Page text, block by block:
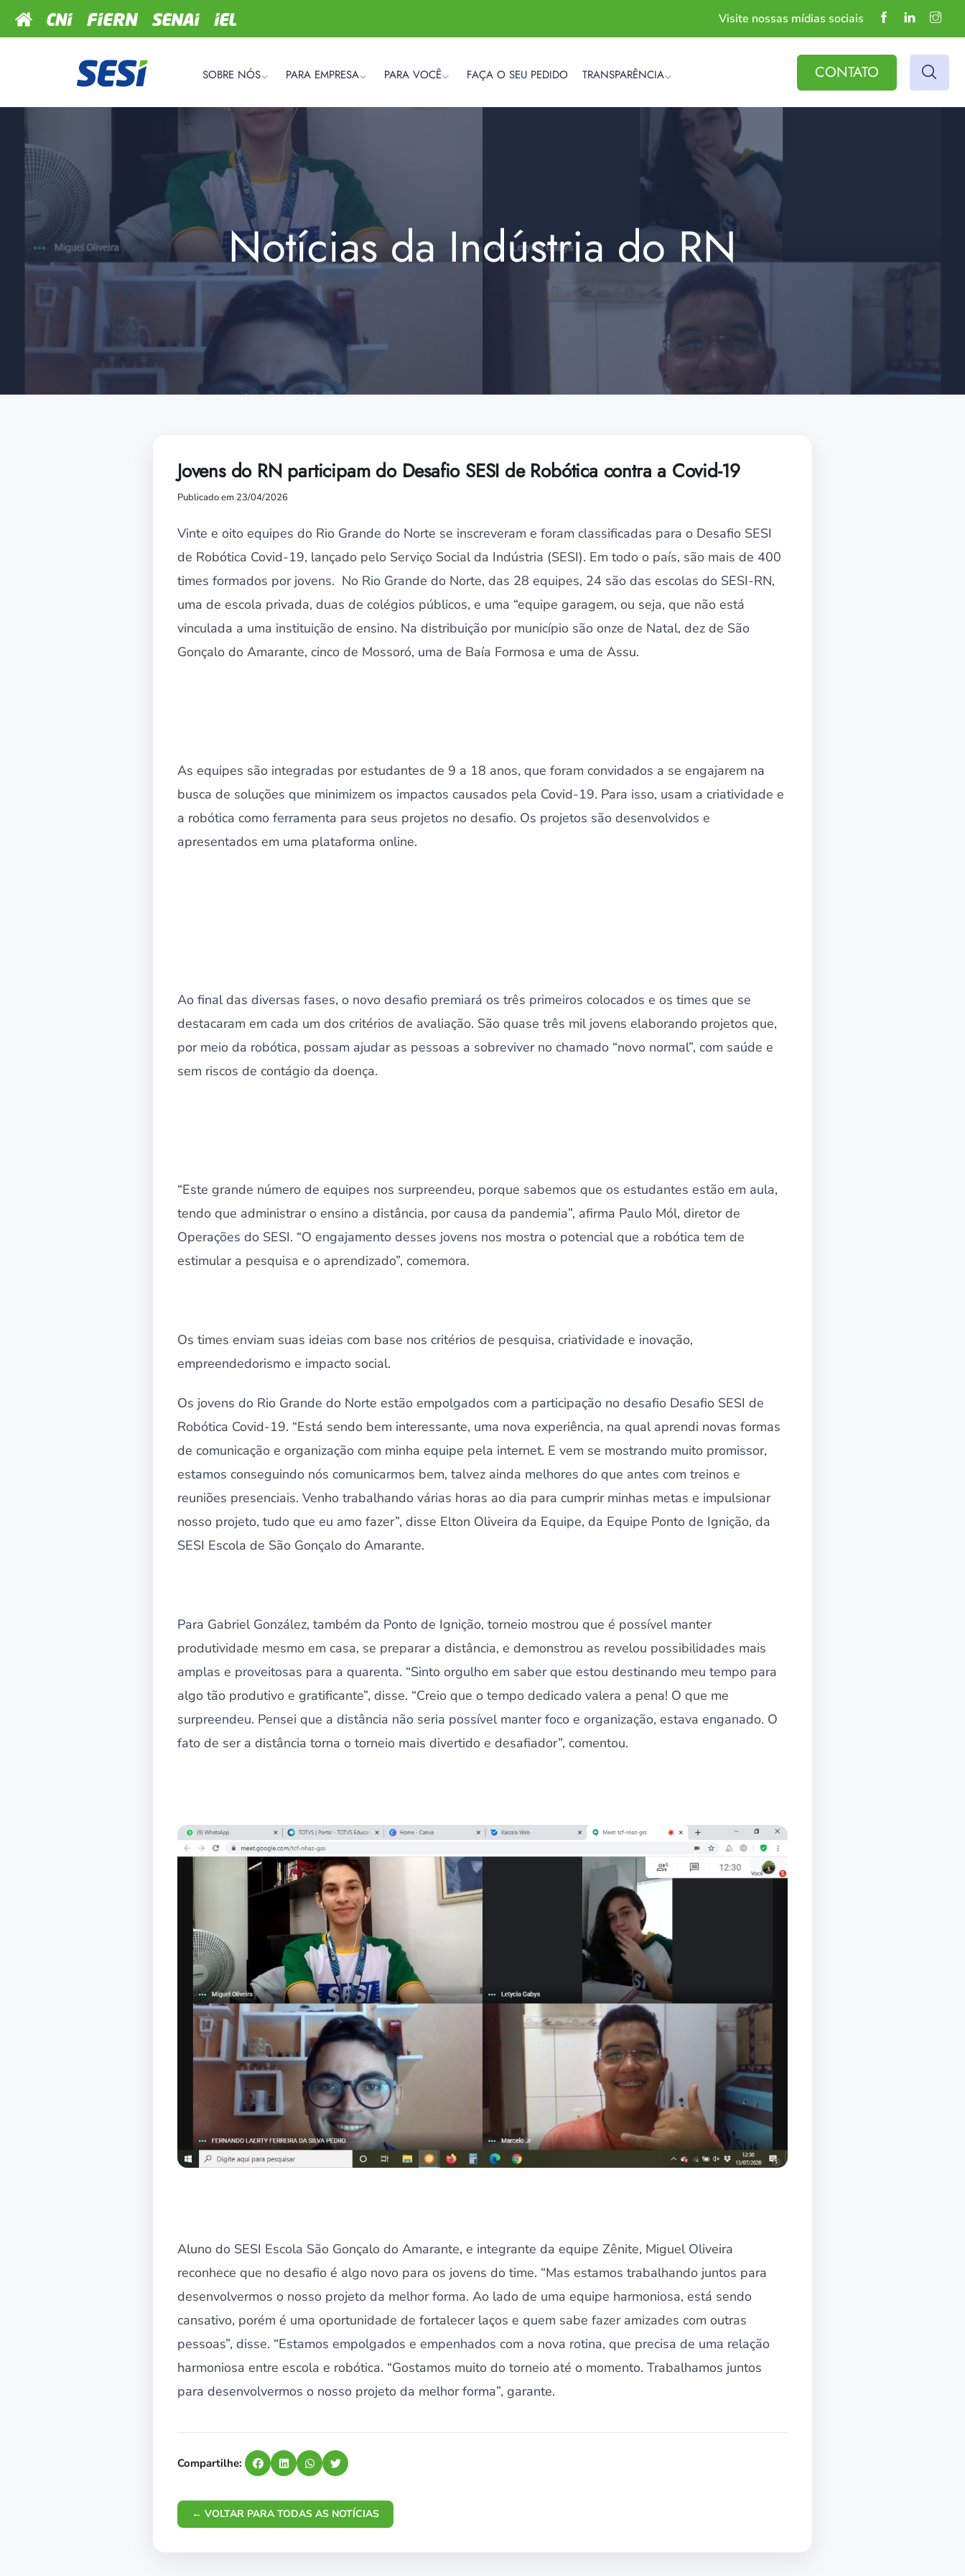
Visite nossas mídias sociais
SOBRE NÓS PARA EMPRESA PARA VOCÊ FAÇA O SEU PEDIDO TRANSPARÊNCIA CONTATO
Notícias da Indústria do RN
Jovens do RN participam do Desafio SESI de Robótica contra a Covid-19
Publicado em 23/04/2026
Vinte e oito equipes do Rio Grande do Norte se inscreveram e foram classificadas para o Desafio SESI
de Robótica Covid-19, lançado pelo Serviço Social da Indústria (SESI). Em todo o país, são mais de 400
times formados por jovens. No Rio Grande do Norte, das 28 equipes, 24 são das escolas do SESI-RN,
uma de escola privada, duas de colégios públicos, e uma “equipe garagem, ou seja, que não está
vinculada a uma instituição de ensino. Na distribuição por município são onze de Natal, dez de São
Gonçalo do Amarante, cinco de Mossoró, uma de Baía Formosa e uma de Assu.
As equipes são integradas por estudantes de 9 a 18 anos, que foram convidados a se engajarem na
busca de soluções que minimizem os impactos causados pela Covid-19. Para isso, usam a criatividade e
a robótica como ferramenta para seus projetos no desafio. Os projetos são desenvolvidos e
apresentados em uma plataforma online.
Ao final das diversas fases, o novo desafio premiará os três primeiros colocados e os times que se
destacaram em cada um dos critérios de avaliação. São quase três mil jovens elaborando projetos que,
por meio da robótica, possam ajudar as pessoas a sobreviver no chamado “novo normal”, com saúde e
sem riscos de contágio da doença.
“Este grande número de equipes nos surpreendeu, porque sabemos que os estudantes estão em aula,
tendo que administrar o ensino a distância, por causa da pandemia”, afirma Paulo Mól, diretor de
Operações do SESI. “O engajamento desses jovens nos mostra o potencial que a robótica tem de
estimular a pesquisa e o aprendizado”, comemora.
Os times enviam suas ideias com base nos critérios de pesquisa, criatividade e inovação,
empreendedorismo e impacto social.
Os jovens do Rio Grande do Norte estão empolgados com a participação no desafio Desafio SESI de
Robótica Covid-19. “Está sendo bem interessante, uma nova experiência, na qual aprendi novas formas
de comunicação e organização com minha equipe pela internet. E vem se mostrando muito promissor,
estamos conseguindo nós comunicarmos bem, talvez ainda melhores do que antes com treinos e
reuniões presenciais. Venho trabalhando várias horas ao dia para cumprir minhas metas e impulsionar
nosso projeto, tudo que eu amo fazer”, disse Elton Oliveira da Equipe, da Equipe Ponto de Ignição, da
SESI Escola de São Gonçalo do Amarante.
Para Gabriel González, também da Ponto de Ignição, torneio mostrou que é possível manter
produtividade mesmo em casa, se preparar a distância, e demonstrou as revelou possibilidades mais
amplas e proveitosas para a quarenta. “Sinto orgulho em saber que estou destinando meu tempo para
algo tão produtivo e gratificante”, disse. “Creio que o tempo dedicado valera a pena! O que me
surpreendeu. Pensei que a distância não seria possível manter foco e organização, estava enganado. O
fato de ser a distância torna o torneio mais divertido e desafiador”, comentou.
Aluno do SESI Escola São Gonçalo do Amarante, e integrante da equipe Zênite, Miguel Oliveira
reconhece que no desafio é algo novo para os jovens do time. “Mas estamos trabalhando juntos para
desenvolvermos o nosso projeto da melhor forma. Ao lado de uma equipe harmoniosa, está sendo
cansativo, porém é uma oportunidade de fortalecer laços e quem sabe fazer amizades com outras
pessoas”, disse. “Estamos empolgados e empenhados com a nova rotina, que precisa de uma relação
harmoniosa entre escola e robótica. “Gostamos muito do torneio até o momento. Trabalhamos juntos
para desenvolvermos o nosso projeto da melhor forma”, garante.
Compartilhe:
← VOLTAR PARA TODAS AS NOTÍCIAS